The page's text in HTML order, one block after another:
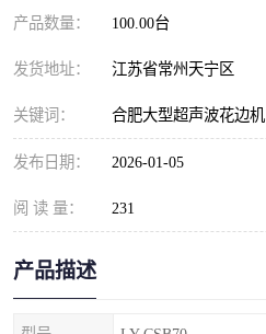
产品数量： 100.00台
发货地址： 江苏省常州天宁区
关键词： 合肥大型超声波花边机
发布日期： 2026-01-05
阅 读 量： 231
产品描述